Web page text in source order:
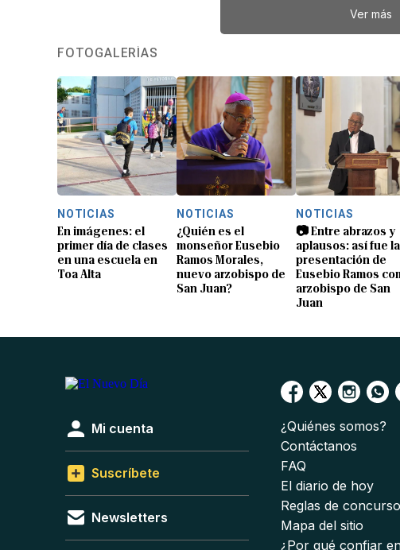
Ver más
FOTOGALERÍAS
NOTICIAS
En imágenes: el
primer día de clases
en una escuela en
Toa Alta
NOTICIAS
¿Quién es el
monseñor Eusebio
Ramos Morales,
nuevo arzobispo de
San Juan?
NOTICIAS
📷 Entre abrazos y
aplausos: así fue la
presentación de
Eusebio Ramos
arzobispo de San
Juan
Mi cuenta
Suscríbete
Newsletters
¿Quiénes somos?
Contáctanos
FAQ
El diario de hoy
Reglas de
Mapa del sitio
¿Por qué confiar